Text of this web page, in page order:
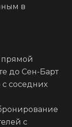
в
прямой
до Сен-Барт
соседних
с